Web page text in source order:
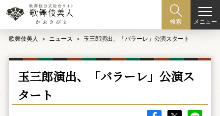
検索 メニュー
歌舞伎美人 ニュース 玉三郎演出、「バラーレ」公演スタート
玉三郎演出、「バラーレ」公演ス
タート